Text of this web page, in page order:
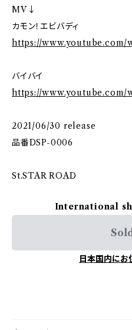
MV↓
カモン！エビバディ
https://www.youtube.com/
バイバイ
https://www.youtube.com/
2021/06/30 release
品番DSP-0006
St.STAR ROAD
International
日本国内にお